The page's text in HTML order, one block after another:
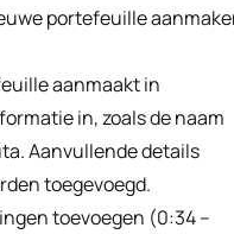
portefeuille
aanmaakt in
in, zoals de naam
Aanvullende details
toegevoegd.
toevoegen (0:34 –